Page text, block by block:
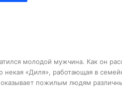
хокима...
молодой мужчина. Как он
некая «Диля», работающая в
пожилым людям